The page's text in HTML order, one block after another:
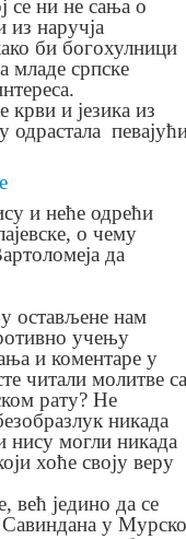
се ни не сања о
из наручја
би богохулници
младе српске
крви и језика из
одрастала
и неће одрећи
о чему
да
остављене нам
учењу
и коментаре у
читали молитве са
рату? Не
никада
нису могли никада
хоће своју веру
једино да се
Савиндана у